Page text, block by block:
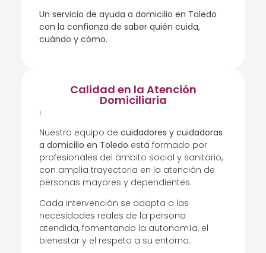
Un servicio de ayuda a domicilio en Toledo
con la confianza de saber quién cuida,
cuándo y cómo.
Calidad en la Atención
Domiciliaria
¡
Nuestro equipo de cuidadores y cuidadoras
a domicilio en Toledo está formado por
profesionales del ámbito social y sanitario,
con amplia trayectoria en la atención de
personas mayores y dependientes.
Cada intervención se adapta a las
necesidades reales de la persona
atendida, fomentando la autonomía, el
bienestar y el respeto a su entorno.